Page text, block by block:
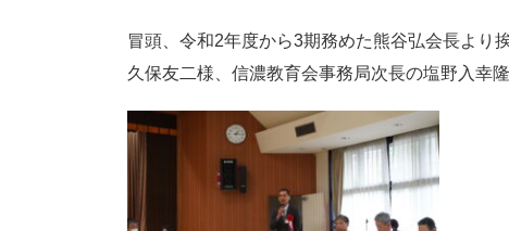
冒頭、令和2年度から3期務めた熊谷弘会長より
久保友二様、信濃教育会事務局次長の塩野入幸